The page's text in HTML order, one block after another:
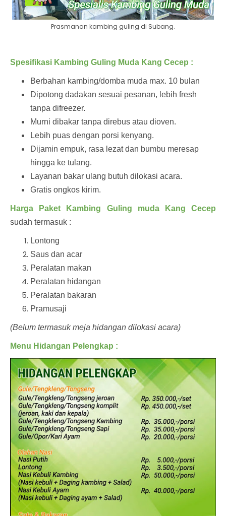
Prasmanan kambing guling di Subang.
Spesifikasi Kambing Guling Muda Kang Cecep :
Berbahan kambing/domba muda max. 10 bulan
Dipotong dadakan sesuai pesanan, lebih fresh
tanpa difreezer.
Murni dibakar tanpa direbus atau dioven.
Lebih puas dengan porsi kenyang.
Dijamin empuk, rasa lezat dan bumbu meresap
hingga ke tulang.
Layanan bakar ulang butuh dilokasi acara.
Gratis ongkos kirim.
Harga Paket Kambing Guling muda Kang Cecep
sudah termasuk :
Lontong
Saus dan acar
Peralatan makan
Peralatan hidangan
Peralatan bakaran
Pramusaji
(Belum termasuk meja hidangan dilokasi acara)
Menu Hidangan Pelengkap :